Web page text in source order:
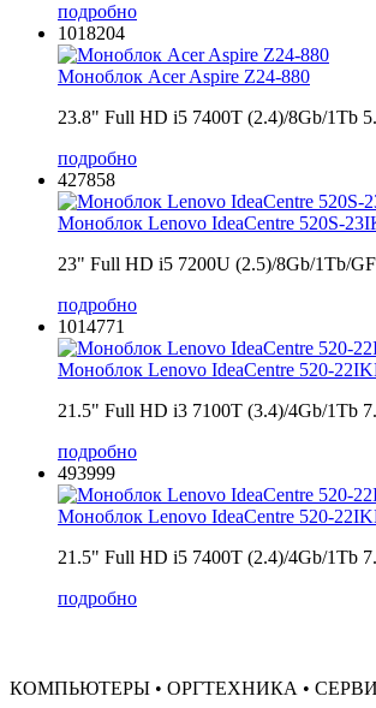
подробно
1018204
Моноблок Acer Aspire Z24-880
23.8" Full HD i5 7400T (2.4)/8Gb/1Tb
подробно
427858
Моноблок Lenovo IdeaCentre 520S-
23" Full HD i5 7200U (2.5)/8Gb/1Tb/
подробно
1014771
Моноблок Lenovo IdeaCentre 520-
21.5" Full HD i3 7100T (3.4)/4Gb/1Tb
подробно
493999
Моноблок Lenovo IdeaCentre 520-
21.5" Full HD i5 7400T (2.4)/4Gb/1Tb
подробно
КОМПЬЮТЕРЫ • ОРГТЕХНИКА •